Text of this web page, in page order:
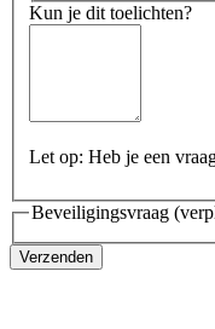
Kun je dit toelichten?
Let op: Heb je een
Beveiligingsvraag
Verzenden